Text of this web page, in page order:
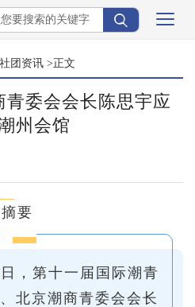
社团资讯 >正文
委会会长陈思宇应
州会馆
摘要
，第十一届国际潮青
北京潮商青委会会长